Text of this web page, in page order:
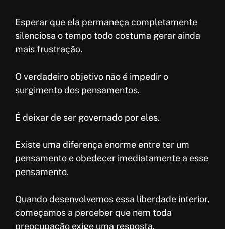
Esperar que ela permaneça completamente
silenciosa o tempo todo costuma gerar ainda
mais frustração.
O verdadeiro objetivo não é impedir o
surgimento dos pensamentos.
É deixar de ser governado por eles.
Existe uma diferença enorme entre ter um
pensamento e obedecer imediatamente a esse
pensamento.
Quando desenvolvemos essa liberdade interior,
começamos a perceber que nem toda
preocupação exige uma resposta.